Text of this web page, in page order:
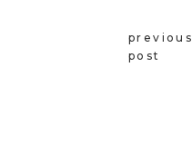
previous
post